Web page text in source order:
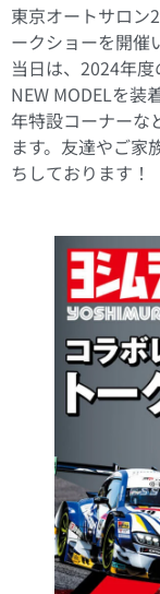
東京オートサロン
ークショーを開催
当日は、2024年度
NEW MODELを装
年特設コーナーな
ます。友達やご家
ちしております！